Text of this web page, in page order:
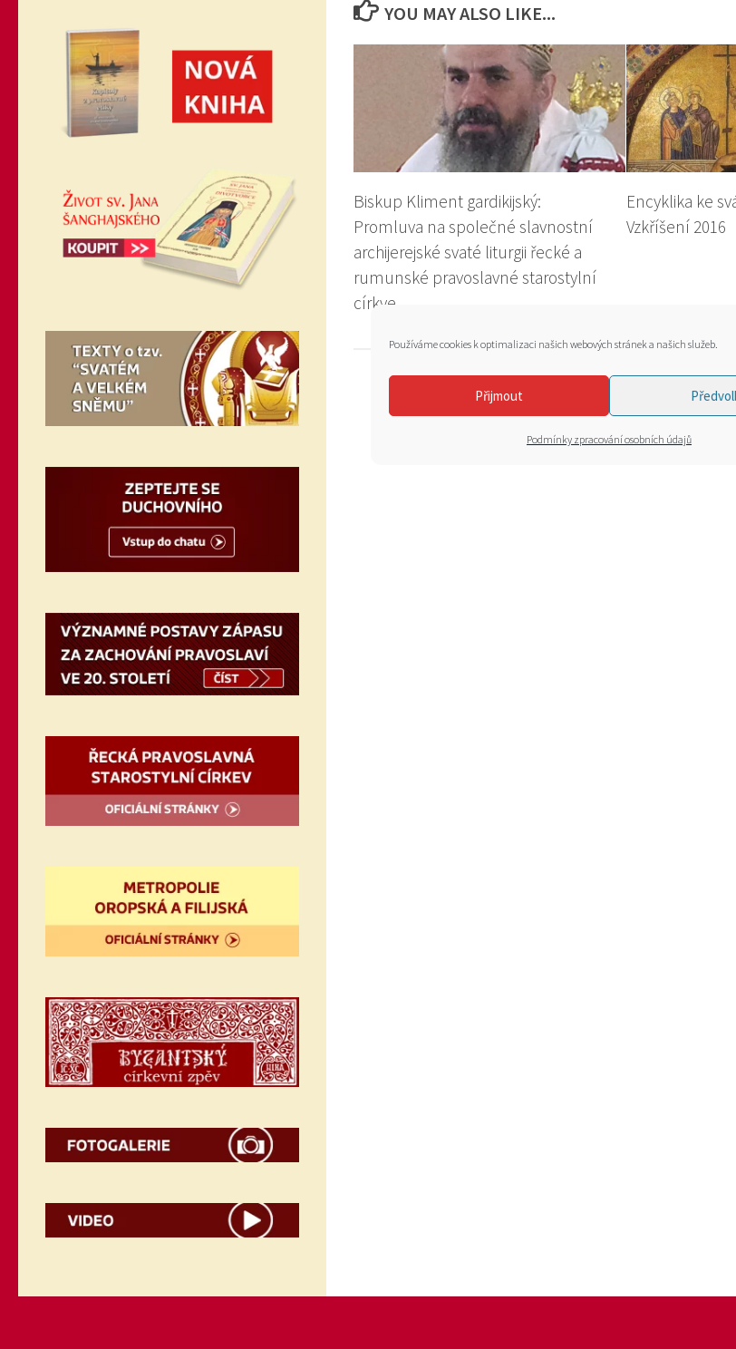
Používáme cookies k optimalizaci našich webových stránek a našich služeb.
Přijmout
Podmínky zpracování osobních údajů
YOU MAY ALSO LIKE...
Biskup Kliment gardikijský:
Promluva na společné slavnostní
archijerejské svaté liturgii řecké a
rumunské pravoslavné starostylní
církve
Encyklika ke
Vzkříšení 2016